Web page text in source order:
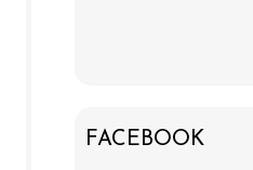
FACEBOOK